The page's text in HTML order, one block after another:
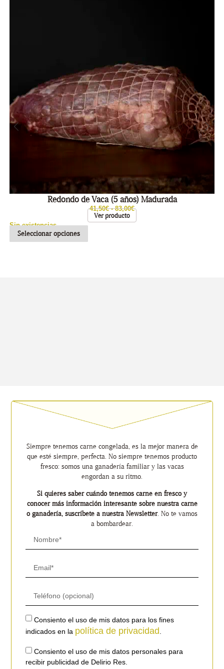
Redondo de Vaca (5 años) Madurada
41,50€ - 83,00€
Ver producto
Sin existencias
Seleccionar opciones
Siempre tenemos carne congelada, es la mejor manera de
que esté siempre, perfecta. No siempre tenemos producto
fresco: somos una ganadería familiar y las vacas
engordan a su ritmo.
Si quieres saber cuándo tenemos carne en fresco y
conocer más información interesante sobre nuestra carne
o ganadería, suscríbete a nuestra Newsletter. No te vamos
a bombardear.
Consiento el uso de mis datos para los fines
indicados en la política de privacidad.
Consiento el uso de mis datos personales para
recibir publicidad de Delirio Res.